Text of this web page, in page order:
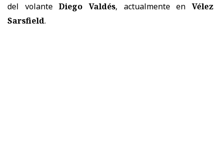
del volanteDiego Valdés, actualmente enVélez
Sarsfield.